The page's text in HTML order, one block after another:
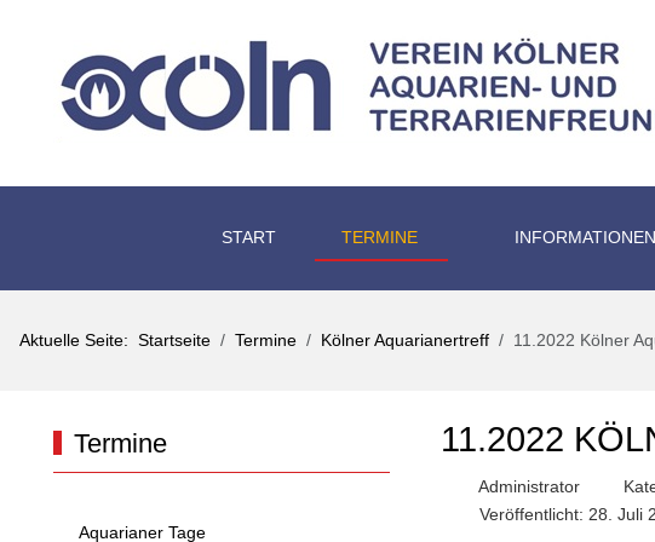
START TERMINE INFORMATIONEN
Aktuelle Seite: Startseite Termine Kölner Aquarianertreff 11.2022 Kölner
Termine
Aquarianer Tage
11.2022
Administrator
Veröffentlicht: 28. Juli